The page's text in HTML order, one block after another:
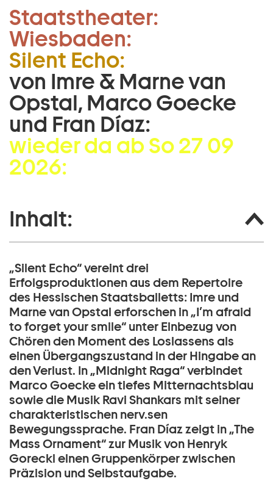
Zum Hauptinhalt springen
Zum Footer springen
Staatstheater:
Wiesbaden:
Silent Echo:
von Imre & Marne van
Opstal, Marco Goecke
und Fran Díaz:
wieder da ab So 27 09
2026:
Inhalt:
„Silent Echo“ vereint drei
Erfolgsproduktionen aus dem Repertoire
des Hessischen Staatsballetts: Imre und
Marne van Opstal erforschen in „I’m afraid
to forget your smile“ unter Einbezug von
Chören den Moment des Loslassens als
einen Übergangszustand in der Hingabe an
den Verlust. In „Midnight Raga“ verbindet
Marco Goecke ein tiefes Mitternachtsblau
sowie die Musik Ravi Shankars mit seiner
charakteristischen nerv.sen
Bewegungssprache. Fran Díaz zeigt in „The
Mass Ornament“ zur Musik von Henryk
Gorecki einen Gruppenkörper zwischen
Präzision und Selbstaufgabe.